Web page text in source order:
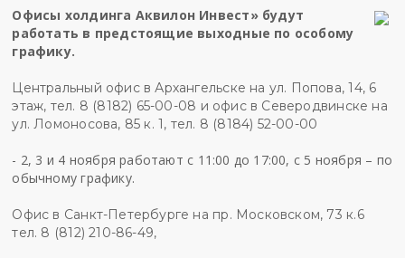
Офисы холдинга Аквилон Инвест» будут
работать в предстоящие выходные по особому
графику.
Центральный офис в Архангельске на ул. Попова, 14, 6
этаж, тел. 8 (8182) 65-00-08 и офис в Северодвинске на
ул. Ломоносова, 85 к. 1, тел. 8 (8184) 52-00-00
- 2, 3 и 4 ноября работают с 11:00 до 17:00, с 5 ноября – по
обычному графику.
Офис в Санкт-Петербурге на пр. Московском, 73 к.6
тел. 8 (812) 210-86-49,